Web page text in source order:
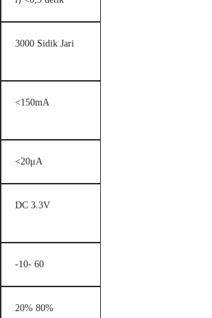
3000 Sidik Jari
<150mA
<20μA
DC 3.3V
-10- 60
20% 80%